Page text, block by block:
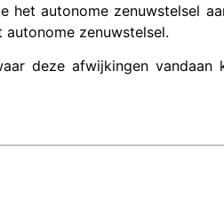
het autonome zenuwstelsel
zenuwstelsel.
deze afwijkingen vandaan